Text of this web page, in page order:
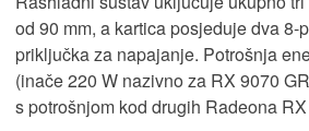
od 90 mm, a kartica posjeduje dva 8-
priključka za napajanje. Potrošnja
(inače 220 W nazivno za RX 9070
s potrošnjom kod drugih Radeona